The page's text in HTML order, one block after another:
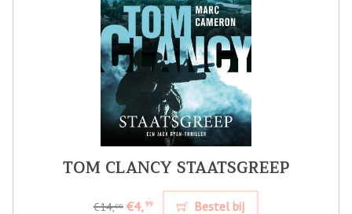
TOM CLANCY STAATSGREEP
€14,99 €4,99 Bestel bij